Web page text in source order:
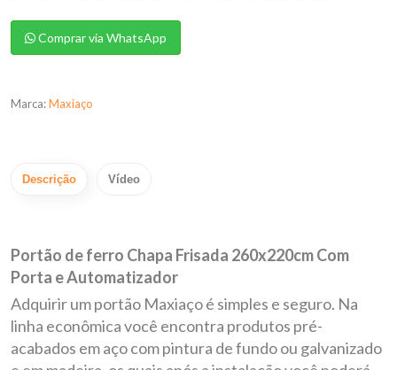
Comprar via WhatsApp
Marca:Maxiaço
Descrição Vídeo
Portão de ferro Chapa Frisada 260x220cm Com
Porta e Automatizador
Adquirir um portão Maxiaço é simples e seguro. Na
linha econômica você encontra produtos pré-
acabados em aço com pintura de fundo ou galvanizado